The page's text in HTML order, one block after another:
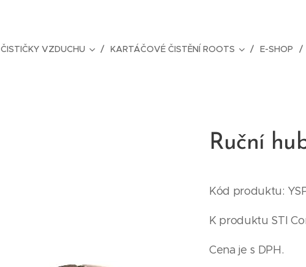
ČISTIČKY VZDUCHU KARTÁČOVÉ ČISTĚNÍ ROOTS E-SHOP
Ruční
Kód produktu:
K produktu STI
Cena je s DPH.